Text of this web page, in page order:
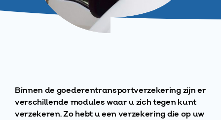
Binnen de goederentransportverzekering zijn er
verschillende modules waar u zich tegen kunt
verzekeren. Zo hebt u een verzekering die op uw